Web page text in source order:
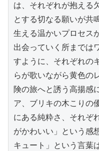
は、それぞれが抱える
とする切なる願いが共
生える温かいプロセス
出会っていく所までは
すように、それぞれの
らが歌いながら黄色の
険の旅へと誘う高揚感
ア、ブリキの木こりの
にある純粋さ、それぞ
がかわいい」という感
キュート」という言葉